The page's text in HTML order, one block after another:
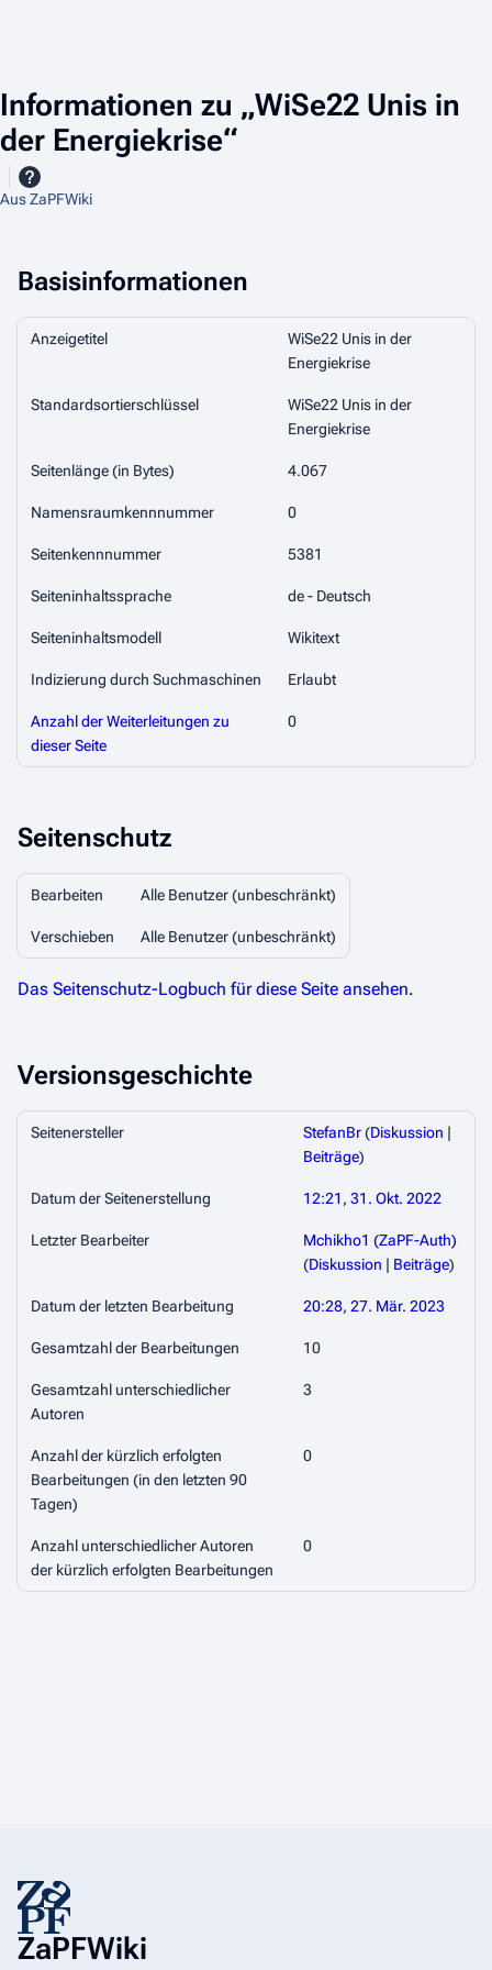
Informationen zu „WiSe22 Unis in
der Energiekrise“
Aus ZaPFWiki
Basisinformationen
Anzeigetitel
WiSe22 Unis in der
Energiekrise
Standardsortierschlüssel
WiSe22 Unis in der
Energiekrise
Seitenlänge (in Bytes) 4.067
Namensraumkennnummer 0
Seitenkennnummer 5381
Seiteninhaltssprache de - Deutsch
Seiteninhaltsmodell Wikitext
Indizierung durch Suchmaschinen Erlaubt
Anzahl der Weiterleitungen zu
dieser Seite
0
Seitenschutz
Bearbeiten Alle Benutzer (unbeschränkt)
Verschieben Alle Benutzer (unbeschränkt)
Das Seitenschutz-Logbuch für diese Seite ansehen.
Versionsgeschichte
Seitenersteller StefanBr(Diskussion |
Beiträge)
Datum der Seitenerstellung 12:21, 31. Okt. 2022
Letzter Bearbeiter
Mchikho1 (ZaPF-Auth)
(Diskussion | Beiträge)
Datum der letzten Bearbeitung 20:28, 27. Mär. 2023
Gesamtzahl der Bearbeitungen 10
Gesamtzahl unterschiedlicher
Autoren
3
Anzahl der kürzlich erfolgten
Bearbeitungen (in den letzten 90
Tagen)
0
Anzahl unterschiedlicher Autoren
der kürzlich erfolgten Bearbeitungen
0
ZaPFWiki